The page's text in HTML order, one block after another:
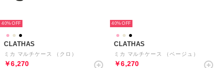
40%
CLATHAS
ミカ マルチケース （クロ）
￥6,270
40%
CLATHAS
ミカ マルチケース （ベージュ）
￥6,270